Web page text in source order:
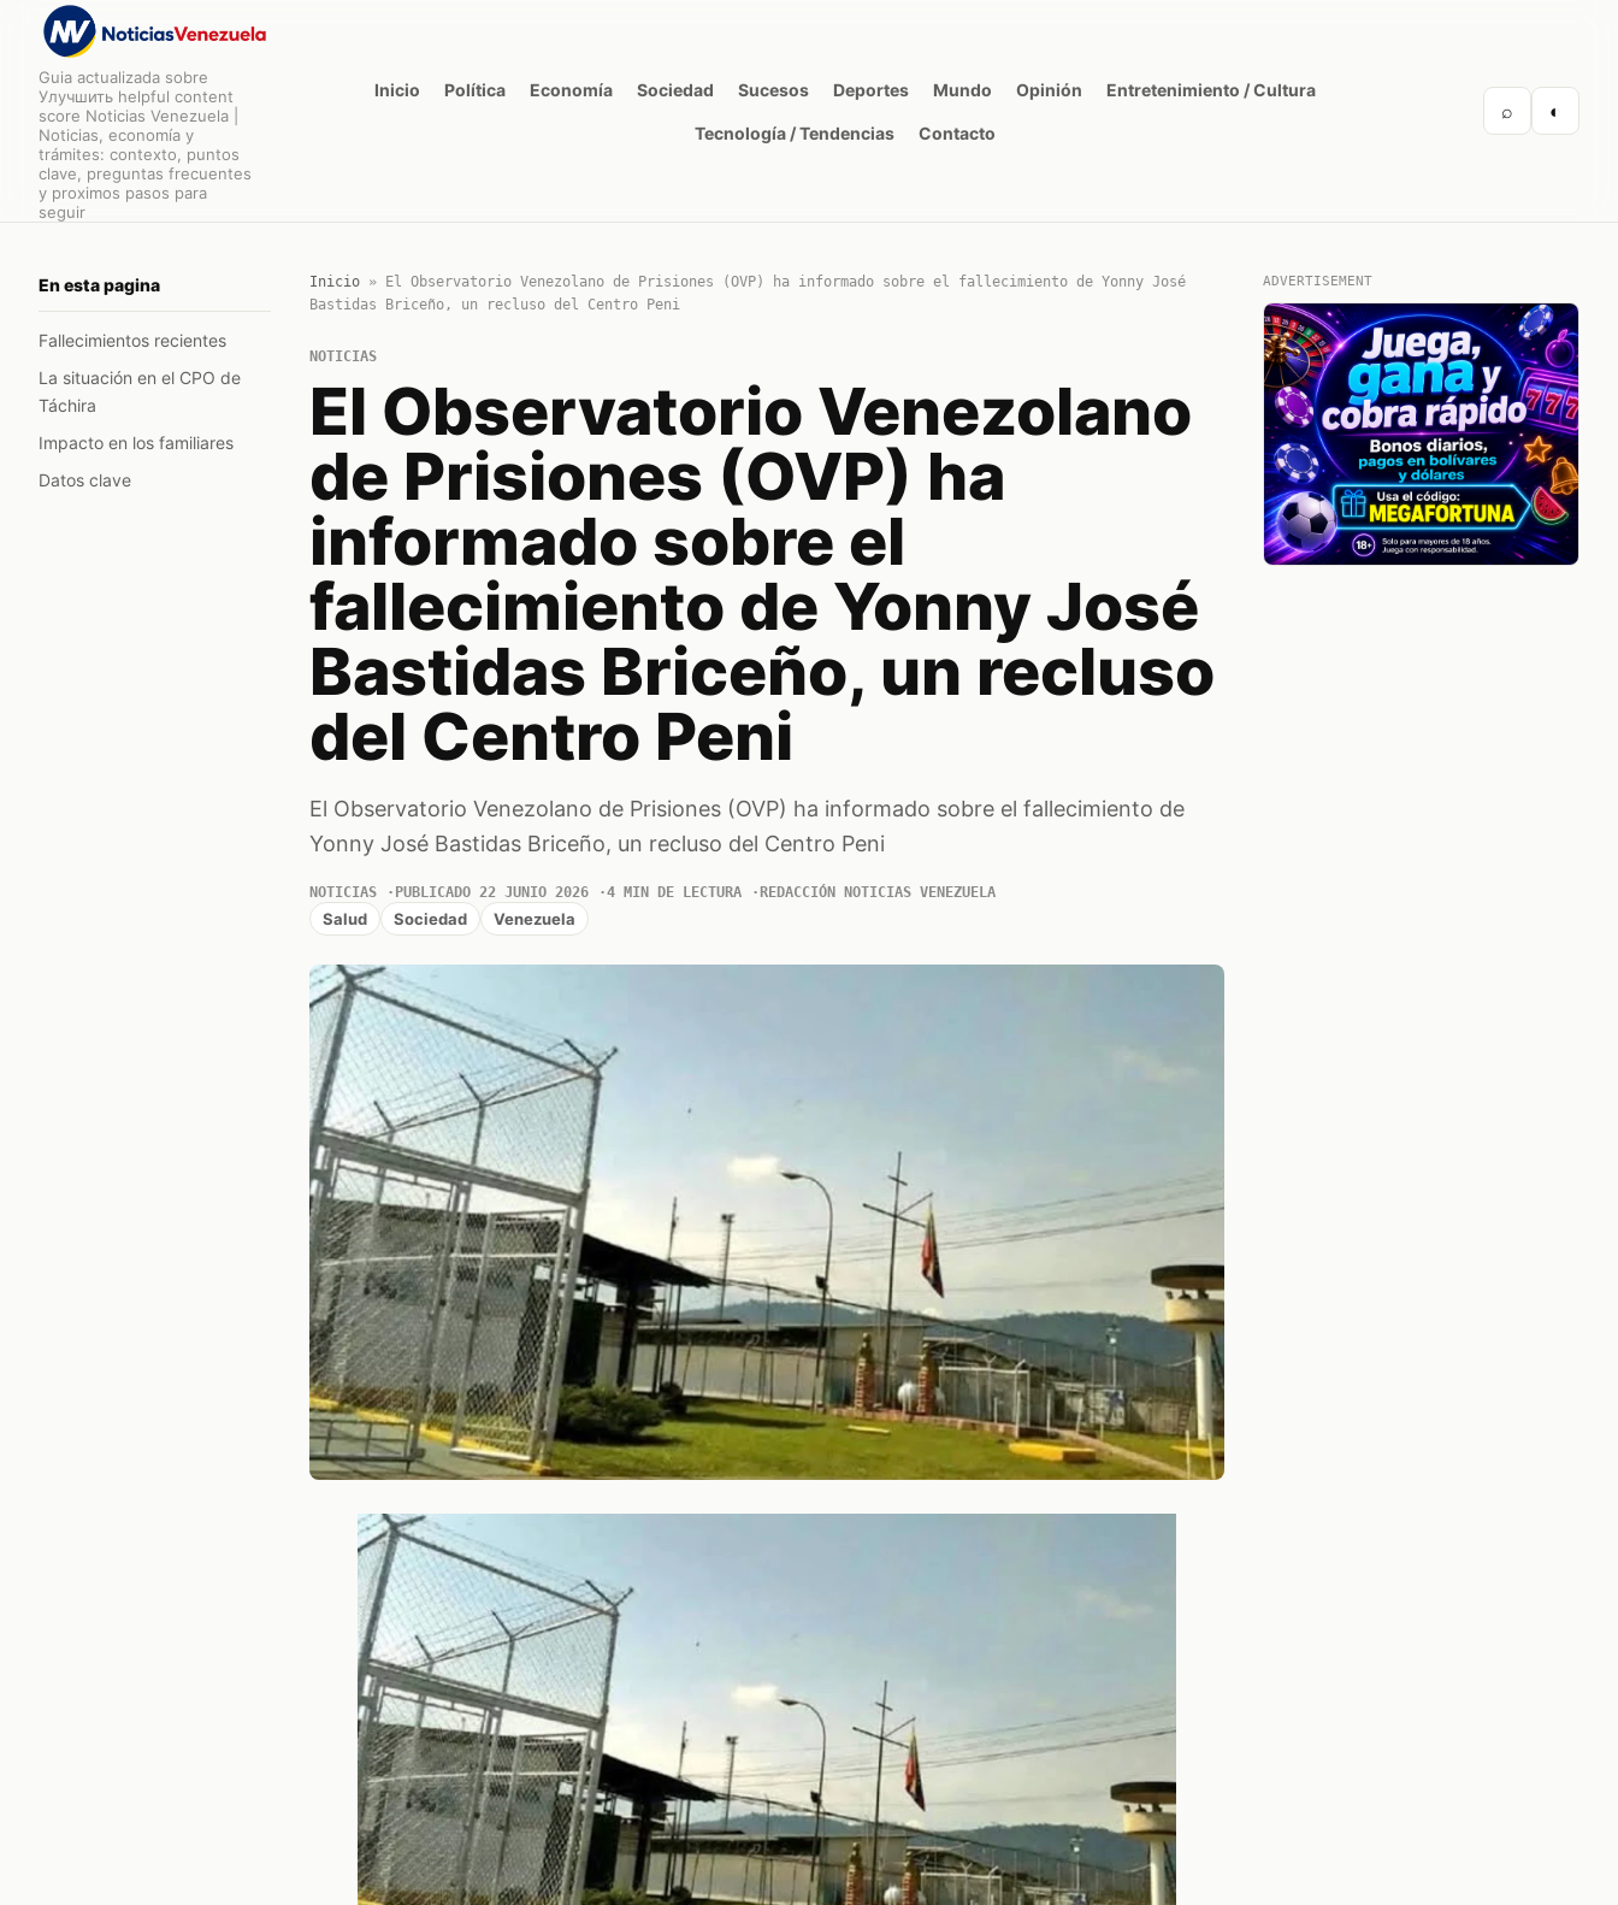
Guia actualizada sobre
Улучшить helpful content
score Noticias Venezuela |
Noticias, economía y
trámites: contexto, puntos
clave, preguntas frecuentes
y proximos pasos para
seguir
Inicio Política Economía Sociedad Sucesos Deportes Mundo Opinión Entretenimiento / Cultura
Tecnología / Tendencias Contacto
⌕ ◐
En esta pagina
Fallecimientos recientes
La situación en el CPO de
Táchira
Impacto en los familiares
Datos clave
Inicio»
El Observatorio Venezolano de Prisiones (OVP) ha informado sobre el fallecimiento de Yonny José
Bastidas Briceño, un recluso del Centro Peni
NOTICIAS
El Observatorio Venezolano
de Prisiones (OVP) ha
informado sobre el
fallecimiento de Yonny José
Bastidas Briceño, un recluso
del Centro Peni
El Observatorio Venezolano de Prisiones (OVP) ha informado sobre el fallecimiento de
Yonny José Bastidas Briceño, un recluso del Centro Peni
NOTICIAS PUBLICADO 22 JUNIO 2026 4 MIN DE LECTURA REDACCIÓN NOTICIAS VENEZUELA
Salud Sociedad Venezuela
ADVERTISEMENT